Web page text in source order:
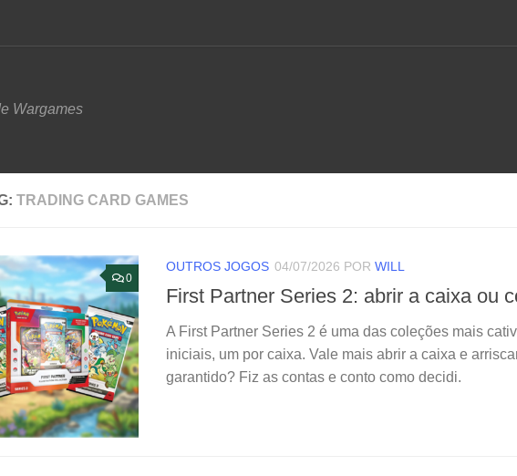
Wargames
TRADING CARD GAMES
0
OUTROS JOGOS 04/07/2026 POR WILL
First Partner Series 2: abrir a caixa ou
A First Partner Series 2 é uma das coleções mais
iniciais, um por caixa. Vale mais abrir a caixa e
garantido? Fiz as contas e conto como decidi.